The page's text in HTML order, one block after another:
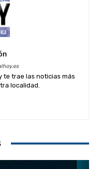
te trae las noticias más
localidad.